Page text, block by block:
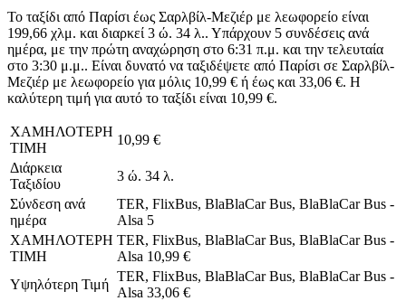
Το ταξίδι από Παρίσι έως Σαρλβίλ-Μεζιέρ με λεωφορείο είναι
199,66 χλμ. και διαρκεί 3 ώ. 34 λ.. Υπάρχουν 5 συνδέσεις ανά
ημέρα, με την πρώτη αναχώρηση στο 6:31 π.μ. και την τελευταία
στο 3:30 μ.μ.. Είναι δυνατό να ταξιδέψετε από Παρίσι σε Σαρλβίλ-
Μεζιέρ με λεωφορείο για μόλις 10,99 € ή έως και 33,06 €. Η
καλύτερη τιμή για αυτό το ταξίδι είναι 10,99 €.
ΧΑΜΗΛΟΤΕΡΗ
ΤΙΜΗ
10,99 €
Διάρκεια
Ταξιδίου
3 ώ. 34 λ.
Σύνδεση ανά
ημέρα
TER, FlixBus, BlaBlaCar Bus, BlaBlaCar Bus -
Alsa 5
ΧΑΜΗΛΟΤΕΡΗ
ΤΙΜΗ
TER, FlixBus, BlaBlaCar Bus, BlaBlaCar Bus -
Alsa 10,99 €
Υψηλότερη Τιμή
TER, FlixBus, BlaBlaCar Bus, BlaBlaCar Bus -
Alsa 33,06 €